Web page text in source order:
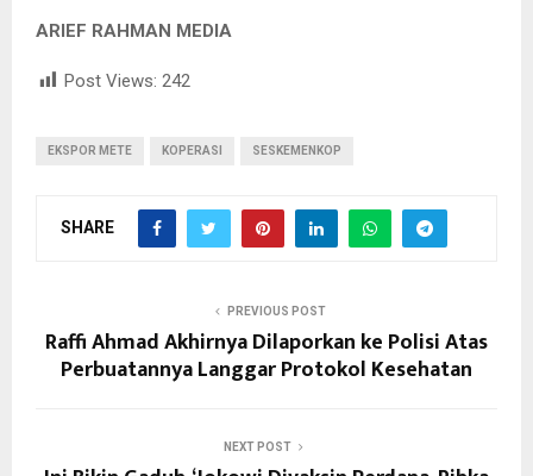
ARIEF RAHMAN MEDIA
Post Views: 242
EKSPOR METE KOPERASI SESKEMENKOP
SHARE
PREVIOUS POST
Raffi Ahmad Akhirnya Dilaporkan ke Polisi Atas
Perbuatannya Langgar Protokol Kesehatan
NEXT POST